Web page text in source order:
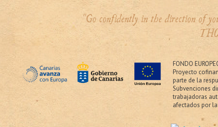
"Go confidently in the direction of
FONDO
Proyecto
parte de la
Subvenciones
trabajadoras
afectados por